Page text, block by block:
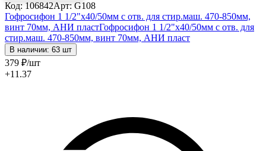
Код: 106842Арт: G108
Гофросифон 1 1/2"х40/50мм с отв. для стир.маш. 470-850мм,
винт 70мм, АНИ пластГофросифон 1 1/2"х40/50мм с отв. для
стир.маш. 470-850мм, винт 70мм, АНИ пласт
В наличии: 63 шт
379 ₽/шт
+11.37